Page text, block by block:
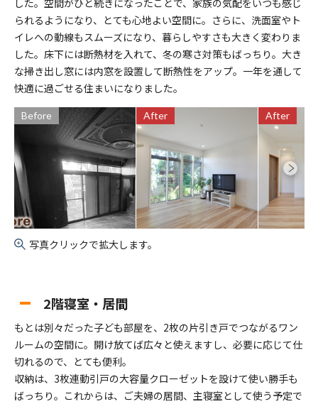
られるようになり、とても心地よい空間に。さらに、洗面室やト
イレへの動線もスムーズになり、暮らしやすさも大きく変わりま
した。床下には断熱材を入れて、冬の寒さ対策もばっちり。大き
な掃き出し窓には内窓を設置して断熱性をアップ。一年を通して
快適に過ごせる住まいになりました。
Before After After
写真クリックで拡大します。
2階寝室・居間
もとは別々だった子ども部屋を、2枚の片引き戸でつながるワン
ルームの空間に。開け放てば広々と使えますし、必要に応じて仕
切れるので、とても便利。
収納は、3枚連動引戸の大容量クローゼットを設けて使い勝手も
ばっちり。これからは、ご夫婦の居間、主寝室として使う予定で